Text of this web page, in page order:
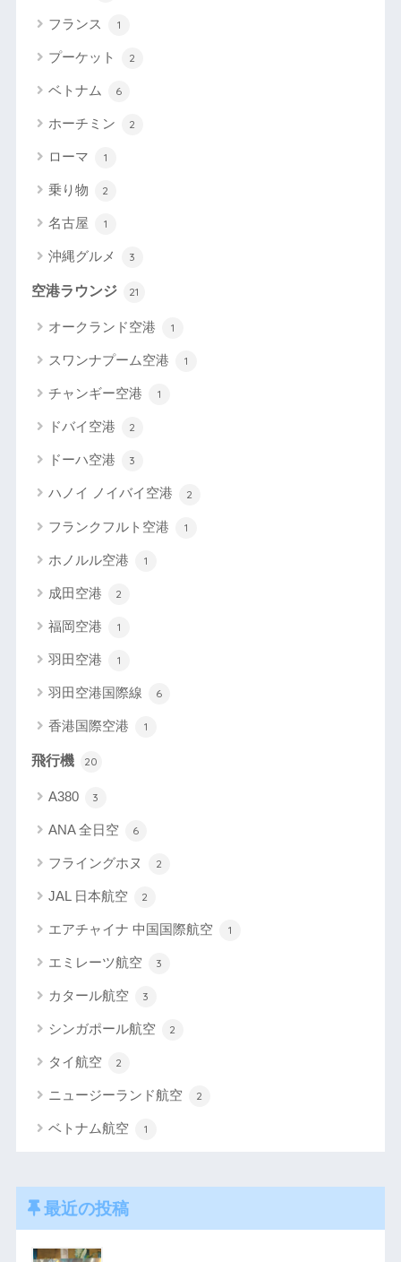
フランス 1
プーケット 2
ベトナム 6
ホーチミン 2
ローマ 1
乗り物 2
名古屋 1
沖縄グルメ 3
空港ラウンジ 21
オークランド空港 1
スワンナプーム空港 1
チャンギー空港 1
ドバイ空港 2
ドーハ空港 3
ハノイ ノイバイ空港 2
フランクフルト空港 1
ホノルル空港 1
成田空港 2
福岡空港 1
羽田空港 1
羽田空港国際線 6
香港国際空港 1
飛行機 20
A380 3
ANA 全日空 6
フライングホヌ 2
JAL 日本航空 2
エアチャイナ 中国国際航空 1
エミレーツ航空 3
カタール航空 3
シンガポール航空 2
タイ航空 2
ニュージーランド航空 2
ベトナム航空 1
最近の投稿